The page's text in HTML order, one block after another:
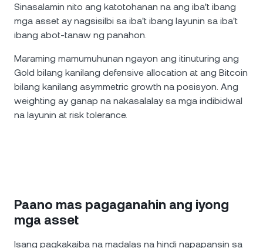
Sinasalamin nito ang katotohanan na ang iba't ibang
mga asset ay nagsisilbi sa iba't ibang layunin sa iba't
ibang abot-tanaw ng panahon.
Maraming mamumuhunan ngayon ang itinuturing ang
Gold bilang kanilang defensive allocation at ang Bitcoin
bilang kanilang asymmetric growth na posisyon. Ang
weighting ay ganap na nakasalalay sa mga indibidwal
na layunin at risk tolerance.
Paano mas pagaganahin ang iyong
mga asset
Isang pagkakaiba na madalas na hindi napapansin sa